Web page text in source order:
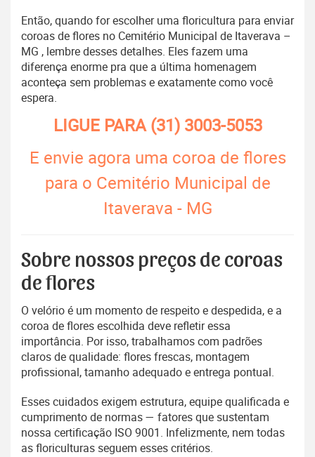
Então, quando for escolher uma floricultura para enviar
coroas de flores no Cemitério Municipal de Itaverava –
MG , lembre desses detalhes. Eles fazem uma
diferença enorme pra que a última homenagem
aconteça sem problemas e exatamente como você
espera.
LIGUE PARA(31) 3003-5053
E envie agora uma coroa de flores
para o Cemitério Municipal de
Itaverava - MG
Sobre nossos preços de coroas
de flores
O velório é um momento de respeito e despedida, e a
coroa de flores escolhida deve refletir essa
importância. Por isso, trabalhamos com padrões
claros de qualidade: flores frescas, montagem
profissional, tamanho adequado e entrega pontual.
Esses cuidados exigem estrutura, equipe qualificada e
cumprimento de normas — fatores que sustentam
nossa certificação ISO 9001. Infelizmente, nem todas
as floriculturas seguem esses critérios.